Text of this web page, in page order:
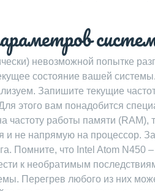
невозможной попытке
состояние вашей
Запишите текущие
этого вам понадобится
частоту работы памяти (RAM),
и не напрямую на процессор.
Помните, что Intel Atom N450
к необратимым
Перегрев любого из них